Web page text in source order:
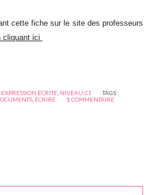
cette fiche sur le site des professeurs
cliquant ici
EXPRESSION ÉCRITE, NIVEAU C1
TAGS :
ÉCRIRE 1 COMMENTAIRE